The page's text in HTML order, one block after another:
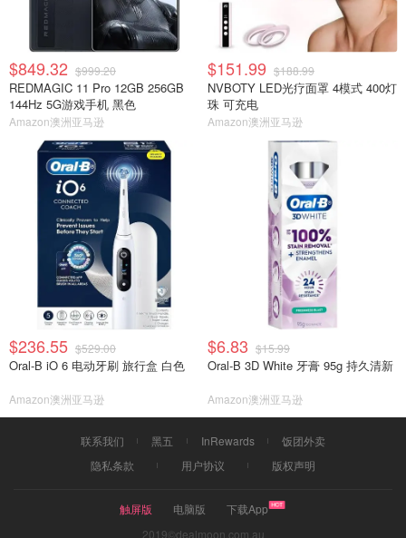
$849.32 $999.20
REDMAGIC 11 Pro 12GB 256GB
144Hz 5G游戏手机 黑色
Amazon澳洲亚马逊
$151.99 $188.99
NVBOTY LED光疗面罩 4模式 400灯
珠 可充电
Amazon澳洲亚马逊
$236.55 $529.00
Oral-B iO 6 电动牙刷 旅行盒 白色
Amazon澳洲亚马逊
$6.83 $15.99
Oral-B 3D White 牙膏 95g 持久清新
Amazon澳洲亚马逊
联系我们 黑五 InRewards
饭团外卖
隐私条款
用户协议 版权声明
触屏版 电脑版
下载App
2019©dealmoon.com.au